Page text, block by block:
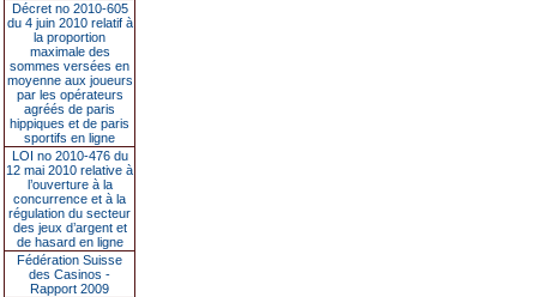
Décret no 2010-605
du 4 juin 2010 relatif à
la proportion
maximale des
sommes versées en
moyenne aux joueurs
par les opérateurs
agréés de paris
hippiques et de paris
sportifs en ligne
LOI no 2010-476 du
12 mai 2010 relative à
l’ouverture à la
concurrence et à la
régulation du secteur
des jeux d’argent et
de hasard en ligne
Fédération Suisse
des Casinos -
Rapport 2009